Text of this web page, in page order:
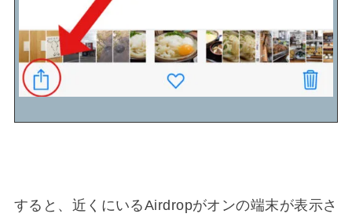
すると、近くにいるAirdropがオンの端末が表示さ